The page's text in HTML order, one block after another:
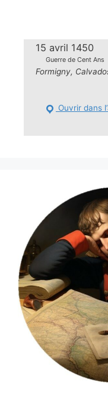
15 avril 1450
Guerre de Cent Ans
Formigny,
Ouvrir dans